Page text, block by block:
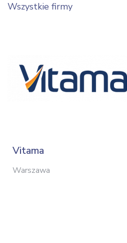
Wszystkie firmy
Vitama
Warszawa